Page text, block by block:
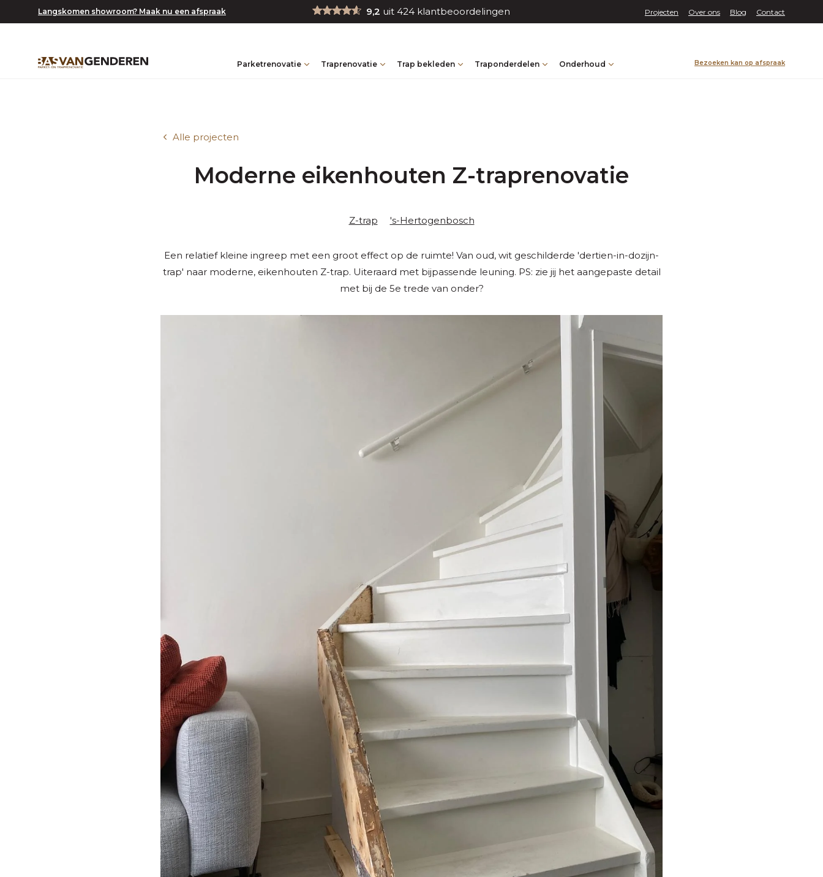
Langskomen showroom? Maak nu een afspraak 9,2 uit 424 klantbeoordelingen Projecten Over ons Blog Contact
Parketrenovatie Traprenovatie Trap bekleden Traponderdelen Onderhoud Bezoeken kan op afspraak
Alle projecten
Moderne eikenhouten Z-traprenovatie
Z-trap 's-Hertogenbosch
Een relatief kleine ingreep met een groot effect op de ruimte! Van oud, wit geschilderde 'dertien-in-dozijn-
trap' naar moderne, eikenhouten Z-trap. Uiteraard met bijpassende leuning. PS: zie jij het aangepaste detail
met bij de 5e trede van onder?